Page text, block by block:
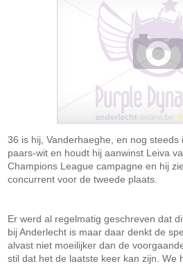
36 is hij, Vanderhaeghe, en nog
paars-wit en houdt hij aanwinst Leiva
Champions League campagne en hij
concurrent voor de tweede plaats.
Er werd al regelmatig geschreven dat
bij Anderlecht is maar daar denkt de
alvast niet moeilijker dan de
stil dat het de laatste keer kan zijn. We